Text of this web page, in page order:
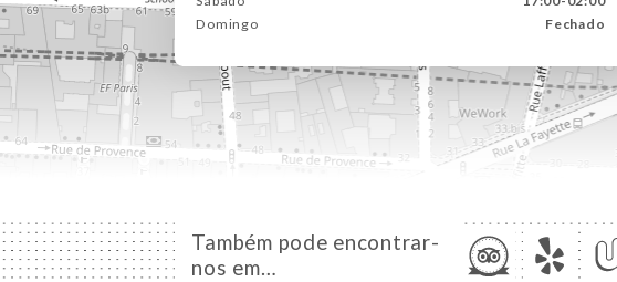
Domingo
Fechado
Também pode encontrar-
nos em…